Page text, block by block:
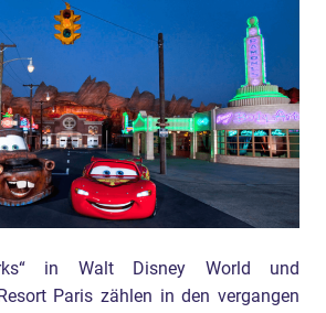
in Walt Disney World und
Paris zählen in den vergangen